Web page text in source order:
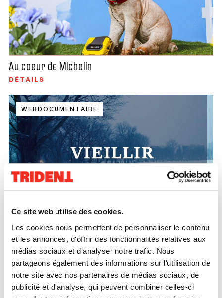
Ce
lien
Ce site web utilise des cookies.
Les cookies nous permettent de personnaliser le contenu
et les annonces, d'offrir des fonctionnalités relatives aux
médias sociaux et d'analyser notre trafic. Nous
partageons également des informations sur l'utilisation de
notre site avec nos partenaires de médias sociaux, de
publicité et d'analyse, qui peuvent combiner celles-ci
Au coeur de Michelin
DÉTAILS
WEBDOCUMENTAIRE
Vieillir – le webdocumentaire
DÉTAILS
WEBDOCUMENTAIRE